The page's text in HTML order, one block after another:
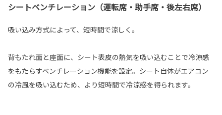
シートベンチレーション（運転席・助手席・後左右席）
吸い込み方式によって、短時間で涼しく。
背もたれ面と座面に、シート表皮の熱気を吸い込むことで冷涼感
をもたらすベンチレーション機能を設定。シート自体がエアコン
の冷風を吸い込むため、より短時間で冷涼感を得られます。